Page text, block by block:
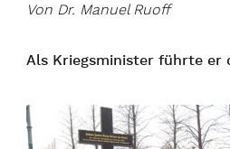
Von Dr. Manuel Ruoff
Als Kriegsminister führte er